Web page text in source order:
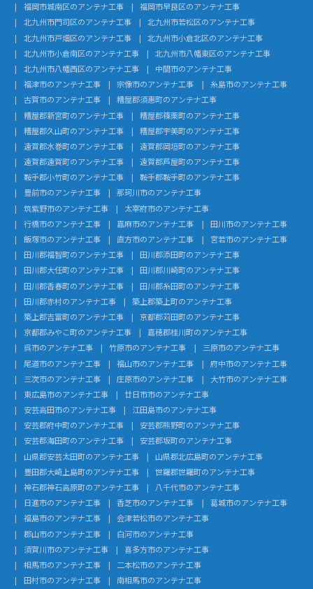
福岡市城南区のアンテナ工事
福岡市早良区のアンテナ工事
北九州市門司区のアンテナ工事
北九州市若松区のアンテナ工事
北九州市戸畑区のアンテナ工事
北九州市小倉北区のアンテナ工事
北九州市小倉南区のアンテナ工事
北九州市八幡東区のアンテナ工事
北九州市八幡西区のアンテナ工事
中間市のアンテナ工事
福津市のアンテナ工事
宗像市のアンテナ工事
糸島市のアンテナ工事
古賀市のアンテナ工事
糟屋郡須惠町のアンテナ工事
糟屋郡新宮町のアンテナ工事
糟屋郡篠栗町のアンテナ工事
糟屋郡久山町のアンテナ工事
糟屋郡宇美町のアンテナ工事
遠賀郡水巻町のアンテナ工事
遠賀郡岡垣町のアンテナ工事
遠賀郡遠賀町のアンテナ工事
遠賀郡芦屋町のアンテナ工事
鞍手郡小竹町のアンテナ工事
鞍手郡鞍手町のアンテナ工事
豊前市のアンテナ工事
那珂川市のアンテナ工事
筑紫野市のアンテナ工事
太宰府市のアンテナ工事
行橋市のアンテナ工事
嘉麻市のアンテナ工事
田川市のアンテナ工事
飯塚市のアンテナ工事
直方市のアンテナ工事
宮若市のアンテナ工事
田川郡福智町のアンテナ工事
田川郡添田町のアンテナ工事
田川郡大任町のアンテナ工事
田川郡川崎町のアンテナ工事
田川郡香春町のアンテナ工事
田川郡糸田町のアンテナ工事
田川郡赤村のアンテナ工事
築上郡築上町のアンテナ工事
築上郡吉富町のアンテナ工事
京都郡苅田町のアンテナ工事
京都郡みやこ町のアンテナ工事
嘉穂郡桂川町のアンテナ工事
呉市のアンテナ工事
竹原市のアンテナ工事
三原市のアンテナ工事
尾道市のアンテナ工事
福山市のアンテナ工事
府中市のアンテナ工事
三次市のアンテナ工事
庄原市のアンテナ工事
大竹市のアンテナ工事
東広島市のアンテナ工事
廿日市市のアンテナ工事
安芸高田市のアンテナ工事
江田島市のアンテナ工事
安芸郡府中町のアンテナ工事
安芸郡熊野町のアンテナ工事
安芸郡海田町のアンテナ工事
安芸郡坂町のアンテナ工事
山県郡安芸太田町のアンテナ工事
山県郡北広島町のアンテナ工事
豊田郡大崎上島町のアンテナ工事
世羅郡世羅町のアンテナ工事
神石郡神石高原町のアンテナ工事
八千代市のアンテナ工事
日進市のアンテナ工事
香芝市のアンテナ工事
葛城市のアンテナ工事
福島市のアンテナ工事
会津若松市のアンテナ工事
郡山市のアンテナ工事
白河市のアンテナ工事
須賀川市のアンテナ工事
喜多方市のアンテナ工事
相馬市のアンテナ工事
二本松市のアンテナ工事
田村市のアンテナ工事
南相馬市のアンテナ工事